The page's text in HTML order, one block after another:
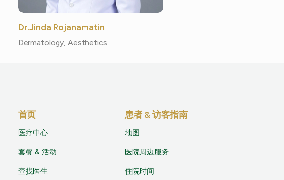
Dr.Jinda Rojanamatin
Dermatology, Aesthetics
首页
医疗中心
套餐 & 活动
查找医生
患者 & 访客指南
地图
医院周边服务
住院时间